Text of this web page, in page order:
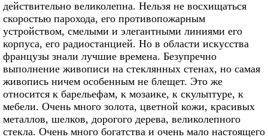
действительно великолепна. Нельзя не восхищаться
скоростью парохода, его противопожарным
устройством, смелыми и элегантными линиями его
корпуса, его радиостанцией. Но в области искусства
французы знали лучшие времена. Безупречно
выполнение живописи на стеклянных стенах, но самая
живопись ничем особенным не блещет. Это же
относится к барельефам, к мозаике, к скульптуре, к
мебели. Очень много золота, цветной кожи, красивых
металлов, шелков, дорогого дерева, великолепного
стекла. Очень много богатства и очень мало настоящего